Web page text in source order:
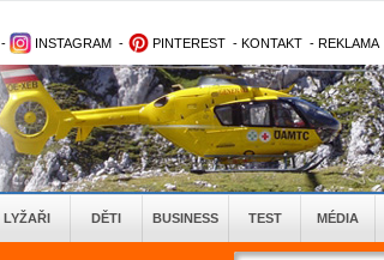
- INSTAGRAM - PINTEREST - KONTAKT - REKLAMA
LYŽAŘI DĚTI BUSINESS TEST MÉDIA